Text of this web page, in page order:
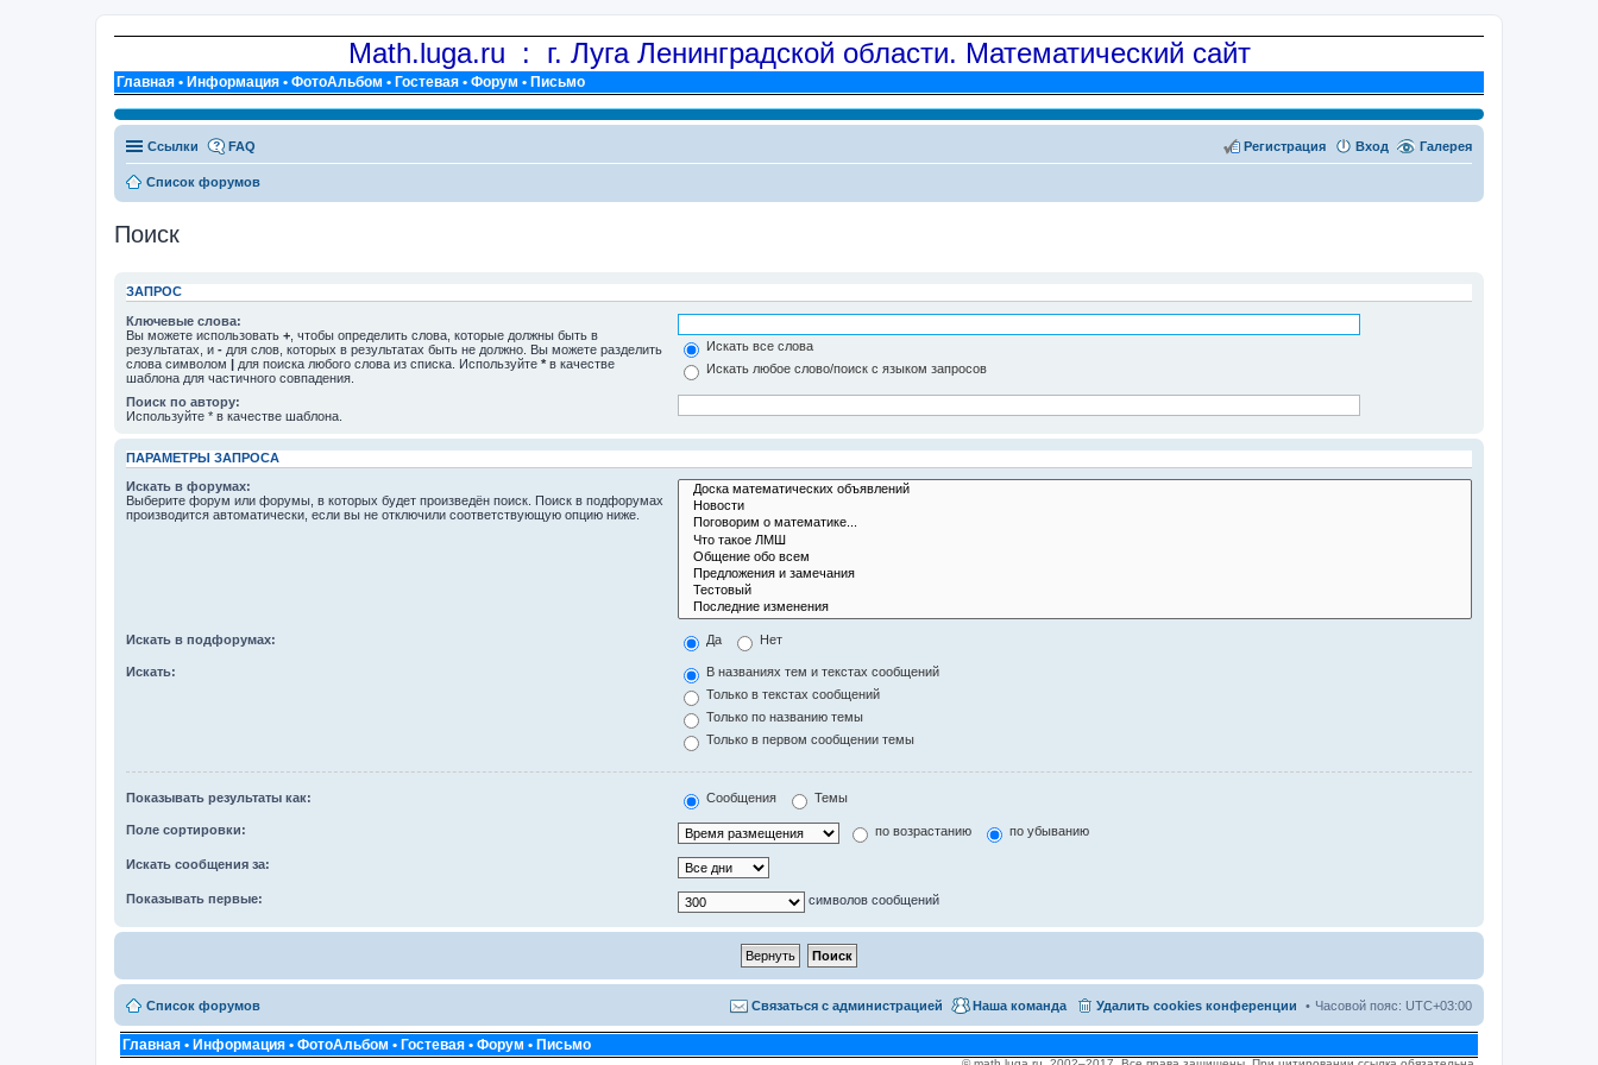
Math.luga.ru : г. Луга Ленинградской области. Математический сайт
Главная • Информация • ФотоАльбом • Гостевая • Форум • Письмо
Ссылки Галерея
FAQ Вход
Регистрация
Список форумов
Поиск
ЗАПРОС
Ключевые слова:
Вы можете использовать + , чтобы определить слова, которые должны быть в
результатах, и - для слов, которых в результатах быть не должно. Вы можете разделить
слова символом | для поиска любого слова из списка. Используйте * в качестве
шаблона для частичного совпадения.
Искать все слова
Искать любое слово/поиск с языком запросов
Поиск по автору:
Используйте * в качестве шаблона.
ПАРАМЕТРЫ ЗАПРОСА
Искать в форумах:
Выберите форум или форумы, в которых будет произведён поиск. Поиск в подфорумах
производится автоматически, если вы не отключили соответствующую опцию ниже.
Искать в подфорумах: Да Нет
Искать:
В названиях тем и текстах сообщений
Только в текстах сообщений
Только по названию темы
Только в первом сообщении темы
Показывать результаты как: Сообщения Темы
Поле сортировки: по возрастанию по убыванию
Искать сообщения за:
Показывать первые: символов сообщений
Список форумов Часовой пояс: UTC+03:00
Удалить cookies конференции
Наша команда
Связаться с администрацией
Главная • Информация • ФотоАльбом • Гостевая • Форум • Письмо